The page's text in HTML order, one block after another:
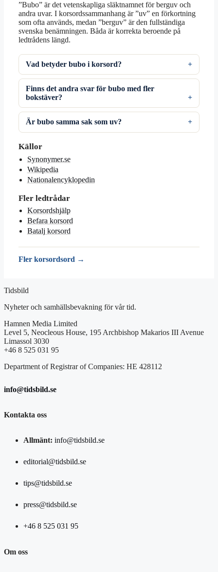
”Bubo” är det vetenskapliga släktnamnet för berguv och
andra uvar. I korsordssammanhang är ”uv” en förkortning
som ofta används, medan ”berguv” är den fullständiga
svenska benämningen. Båda är korrekta beroende på
ledtrådens längd.
Vad betyder bubo i korsord?
Finns det andra svar för bubo med fler
bokstäver?
Är bubo samma sak som uv?
Källor
Synonymer.se
Wikipedia
Nationalencyklopedin
Fler ledtrådar
Korsordshjälp
Befara korsord
Batalj korsord
Fler korsordsord →
Tidsbild
Nyheter och samhällsbevakning för vår tid.
Hamnen Media Limited
Level 5, Neocleous House, 195 Archbishop Makarios III Avenue
Limassol 3030
+46 8 525 031 95
Department of Registrar of Companies: HE 428112
info@tidsbild.se
Kontakta oss
Allmänt: info@tidsbild.se
editorial@tidsbild.se
tips@tidsbild.se
press@tidsbild.se
+46 8 525 031 95
Om oss